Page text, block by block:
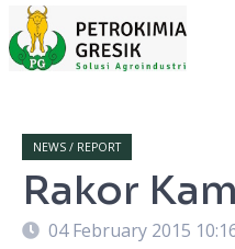
NEWS / REPORT
Rakor
04 February 2015